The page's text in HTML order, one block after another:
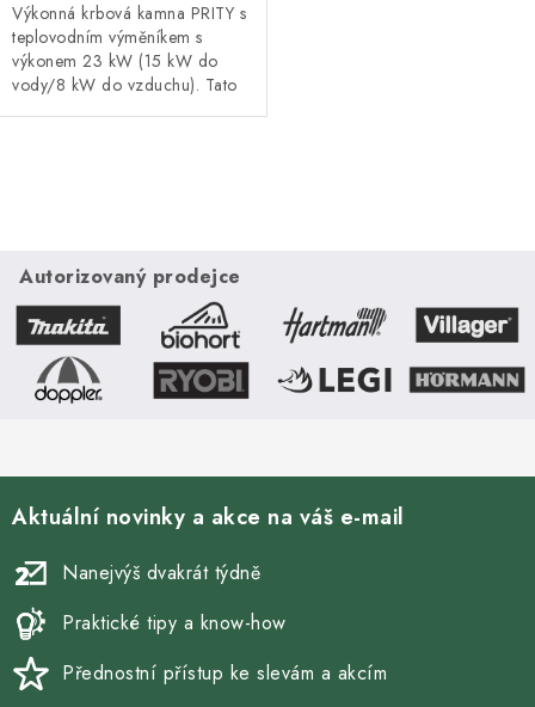
Výkonná krbová kamna PRITY s
teplovodním výměníkem s
výkonem 23 kW (15 kW do
vody/8 kW do vzduchu). Tato
á
d
a
r
v
k
y
v
ý
p
i
Autorizovaný prodejce
Aktuální novinky a akce na váš e-mail
Nanejvýš dvakrát týdně
Praktické tipy a know-how
Přednostní přístup ke slevám a akcím